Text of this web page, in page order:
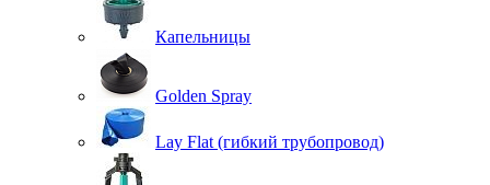
Капельницы
Golden Spray
Lay Flat (гибкий трубопровод)